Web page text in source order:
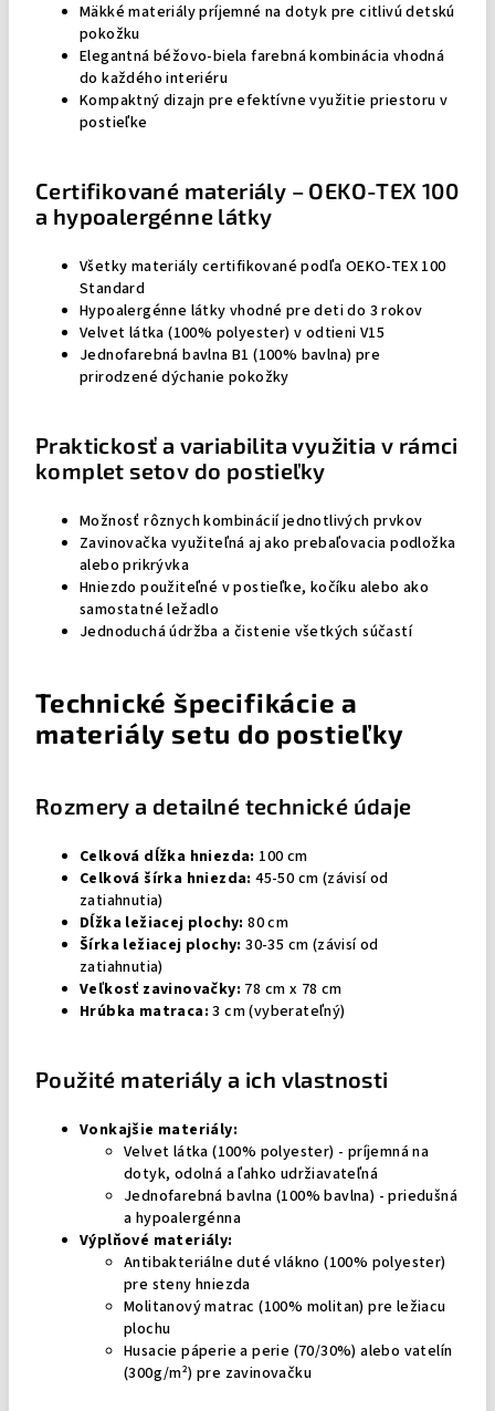
Mäkké materiály príjemné na dotyk pre citlivú detskú
pokožku
Elegantná béžovo-biela farebná kombinácia vhodná
do každého interiéru
Kompaktný dizajn pre efektívne využitie priestoru v
postieľke
Certifikované materiály – OEKO-TEX 100
a hypoalergénne látky
Všetky materiály certifikované podľa OEKO-TEX 100
Standard
Hypoalergénne látky vhodné pre deti do 3 rokov
Velvet látka (100% polyester) v odtieni V15
Jednofarebná bavlna B1 (100% bavlna) pre
prirodzené dýchanie pokožky
Praktickosť a variabilita využitia v rámci
komplet setov do postieľky
Možnosť rôznych kombinácií jednotlivých prvkov
Zavinovačka využiteľná aj ako prebaľovacia podložka
alebo prikrývka
Hniezdo použiteľné v postieľke, kočíku alebo ako
samostatné ležadlo
Jednoduchá údržba a čistenie všetkých súčastí
Technické špecifikácie a
materiály setu do postieľky
Rozmery a detailné technické údaje
Celková dĺžka hniezda: 100 cm
Celková šírka hniezda: 45-50 cm (závisí od
zatiahnutia)
Dĺžka ležiacej plochy: 80 cm
Šírka ležiacej plochy: 30-35 cm (závisí od
zatiahnutia)
Veľkosť zavinovačky: 78 cm x 78 cm
Hrúbka matraca: 3 cm (vyberateľný)
Použité materiály a ich vlastnosti
Vonkajšie materiály:
Velvet látka (100% polyester) - príjemná na
dotyk, odolná a ľahko udržiavateľná
Jednofarebná bavlna (100% bavlna) - priedušná
a hypoalergénna
Výplňové materiály:
Antibakteriálne duté vlákno (100% polyester)
pre steny hniezda
Molitanový matrac (100% molitan) pre ležiacu
plochu
Husacie páperie a perie (70/30%) alebo vatelín
(300g/m²) pre zavinovačku